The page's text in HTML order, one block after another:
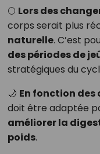
🌕 Lors des
corps serait plus
naturelle. C’est
des périodes de
stratégiques du
🌙 En fonction des
doit être adaptée
améliorer la
poids.